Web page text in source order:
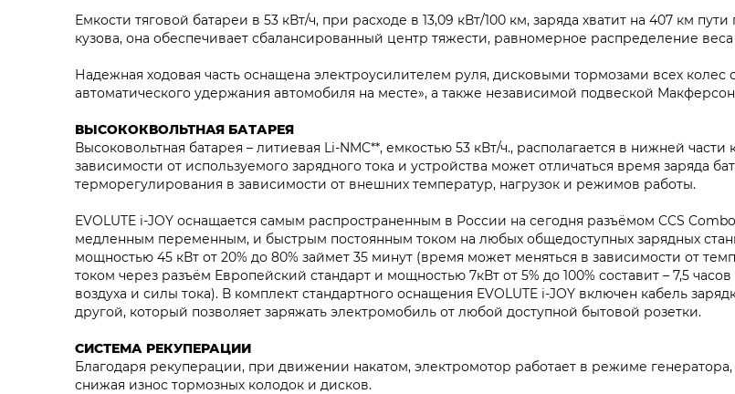
Емкости тяговой батареи в 53 кВт/ч, при расходе в 13,09 кВт/100 км, заряда хватит на 407 км
кузова, она обеспечивает сбалансированный центр тяжести, равномерное распределение
Надежная ходовая часть оснащена электроусилителем руля, дисковыми тормозами всех
автоматического удержания автомобиля на месте», а также независимой подвеской
ВЫСОКОКВОЛЬТНАЯ БАТАРЕЯ
Высоковольтная батарея – литиевая Li-NMC**, емкостью 53 кВт/ч., располагается в нижней
зависимости от используемого зарядного тока и устройства может отличаться время заряда
терморегулирования в зависимости от внешних температур, нагрузок и режимов работы.
EVOLUTE i‑JOY оснащается самым распространенным в России на сегодня разъёмом CCS
медленным переменным, и быстрым постоянным током на любых общедоступных зарядных
мощностью 45 кВт от 20% до 80% займет 35 минут (время может меняться в зависимости от
током через разъём Европейский стандарт и мощностью 7кВт от 5% до 100% составит – 7,5
воздуха и силы тока). В комплект стандартного оснащения EVOLUTE i‑JOY включен кабель
другой, который позволяет заряжать электромобиль от любой доступной бытовой розетки.
СИСТЕМА РЕКУПЕРАЦИИ
Благодаря рекуперации, при движении накатом, электромотор работает в режиме
снижая износ тормозных колодок и дисков.